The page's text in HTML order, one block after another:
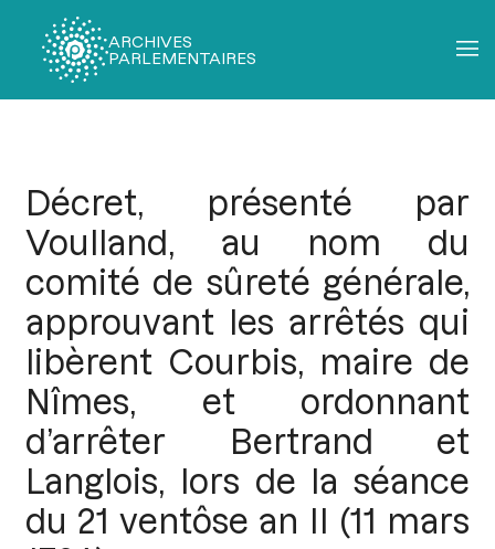
ARCHIVES
PARLEMENTAIRES
Décret, présenté par
Voulland, au nom du
comité de sûreté générale,
approuvant les arrêtés qui
libèrent Courbis, maire de
Nîmes, et ordonnant
d’arrêter Bertrand et
Langlois, lors de la séance
du 21 ventôse an II (11 mars